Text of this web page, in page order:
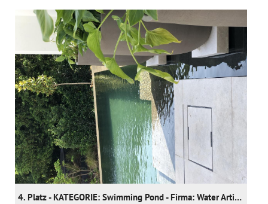
4. Platz - KATEGORIE: Swimming Pond - Firma: Water Artisans